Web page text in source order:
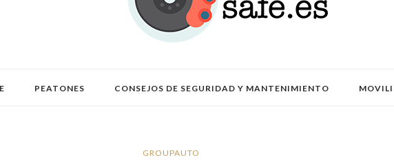
PEATONES CONSEJOS DE SEGURIDAD Y MANTENIMIENTO
GROUPAUTO